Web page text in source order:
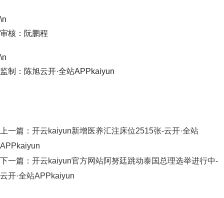
\n
审核：阮鹏程
\n
监制：陈旭云开·全站APPkaiyun
上一篇： 开云kaiyun新增医养汇注床位2515张-云开·全站
APPkaiyun
下一篇： 开云kaiyun官方网站阿努廷跳动泰国总理选举进行中-
云开·全站APPkaiyun